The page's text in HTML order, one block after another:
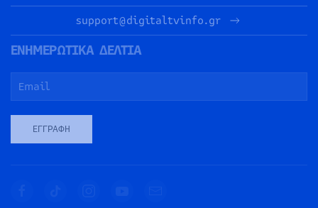
support@digitaltvinfo.gr
ΕΝΗΜΕΡΩΤΙΚΑ ΔΕΛΤΙΑ
ΕΓΓΡΑΦΉ